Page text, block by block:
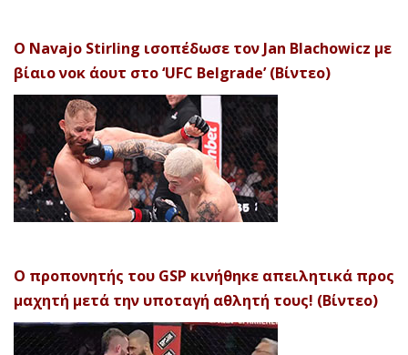
Ο Navajo Stirling ισοπέδωσε τον Jan Blachowicz με
βίαιο νοκ άουτ στο ‘UFC Belgrade’ (Βίντεο)
Ο προπονητής του GSP κινήθηκε απειλητικά προς
μαχητή μετά την υποταγή αθλητή τους! (Βίντεο)